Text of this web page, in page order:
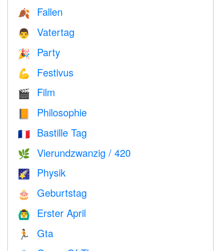
🍂 Fallen
👨 Vatertag
🎉 Party
💪 Festivus
🎬 Film
📙 Philosophie
🇫🇷 Bastille Tag
🌿 Vierundzwanzig / 420
🌠 Physik
🎂 Geburtstag
🙆‍♂️ Erster April
🏃 Gta